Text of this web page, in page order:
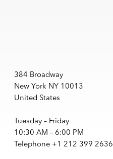
384 Broadway
New York NY 10013
United States
Tuesday – Friday
10:30 AM – 6:00 PM
Telephone +1 212 399 2636